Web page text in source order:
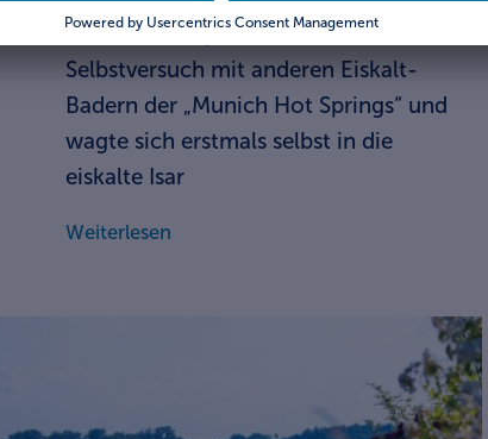
Unser Autor sprach bei einem
Selbstversuch mit anderen Eiskalt-
Badern der „Munich Hot Springs“ und
wagte sich erstmals selbst in die
eiskalte Isar
Weiterlesen